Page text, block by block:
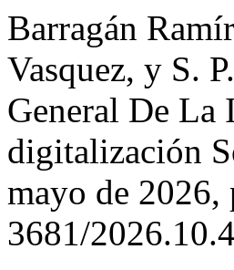
Barragán
Vasquez, y S.
General De
digitalización
mayo de
3681/